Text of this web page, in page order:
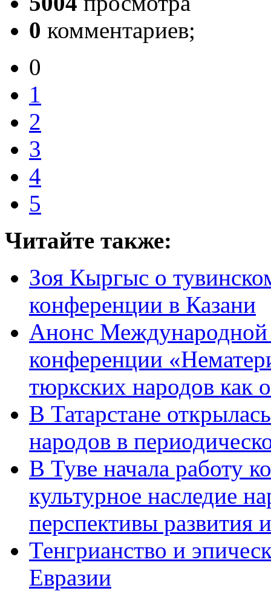
0 комментариев;
0
1
2
3
4
5
Читайте также:
Зоя Кыргыс о
конференции в Казани
Анонс Международной
конференции
тюркских народов как
В Татарстане
народов в
В Туве начала работу
культурное наследие
перспективы развития
Тенгрианство и
Евразии